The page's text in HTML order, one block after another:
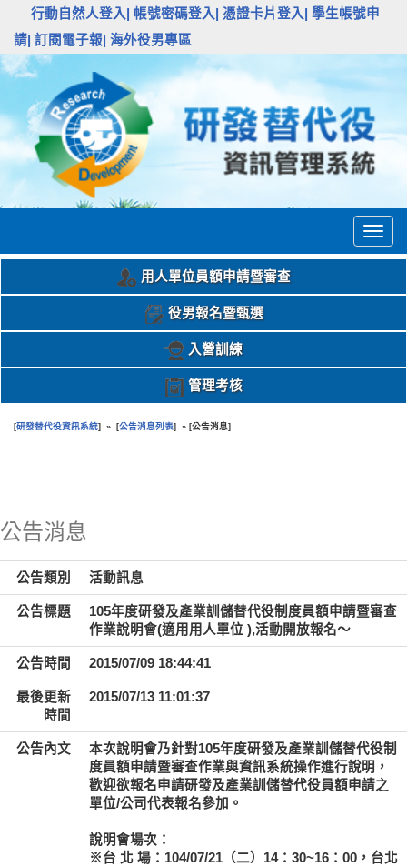
行動自然人登入| 帳號密碼登入| 憑證卡片登入|
學生帳號申
請| 訂閱電子報| 海外役男專區
用人單位員額申請暨審查
役男報名暨甄選
入營訓練
管理考核
[研發替代役資訊系統] » [公告消息列表] » [公告消息]
公告消息
公告類別 活動訊息
公告標題
105年度研發及產業訓儲替代役制度員額申請暨審查
作業說明會(適用用人單位 ),活動開放報名～
公告時間 2015/07/09 18:44:41
最後更新
時間
2015/07/13 11:01:37
公告內文
本次說明會乃針對105年度研發及產業訓儲替代役制
度員額申請暨審查作業與資訊系統操作進行說明，
歡迎欲報名申請研發及產業訓儲替代役員額申請之
單位/公司代表報名參加。
說明會場次：
※台 北 場：104/07/21（二）14：30~16：00，台北